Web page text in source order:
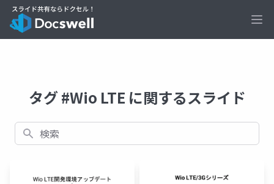
タグ #Wio LTE に関するスライド
検索